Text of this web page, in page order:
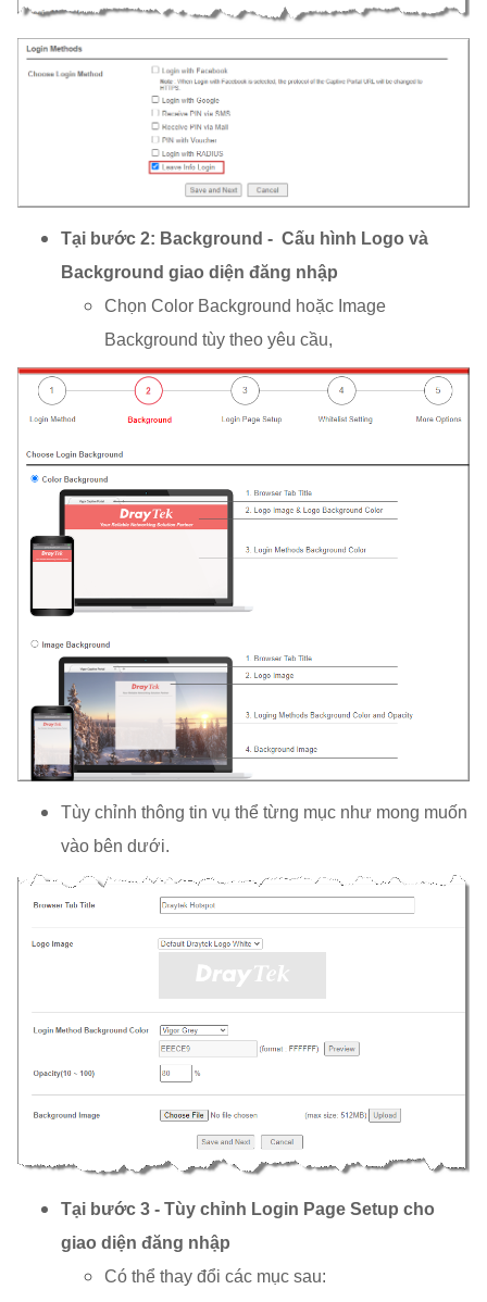
Tại bước 2: Background - Cấu hình Logo và
Background giao diện đăng nhập
Chọn Color Background hoặc Image
Background tùy theo yêu cầu,
Tùy chỉnh thông tin vụ thể từng mục như mong muốn
vào bên dưới.
Tại bước 3 - Tùy chỉnh Login Page Setup cho
giao diện đăng nhập
Có thể thay đổi các mục sau: